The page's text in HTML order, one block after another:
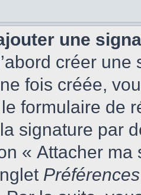
une
créer
fois créée,
formulaire de
signature par
« Attacher